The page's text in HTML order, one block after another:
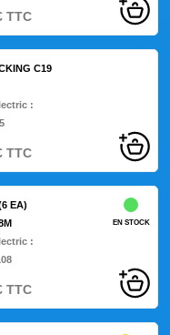
TTC
C19
:
TTC
EA)
:
EN STOCK
TTC